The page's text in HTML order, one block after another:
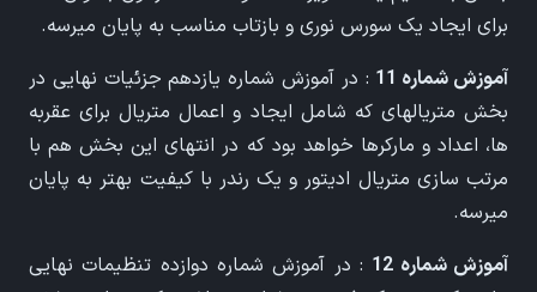
برای ایجاد یک سورس نوری و بازتاب مناسب به پایان میرسه.
آموزش شماره 11
: در آموزش شماره یازدهم جزئیات نهایی در
بخش متریالهای که شامل ایجاد و اعمال متریال برای عقربه
ها، اعداد و مارکرها خواهد بود که در انتهای این بخش هم با
مرتب سازی متریال ادیتور و یک رندر با کیفیت بهتر به پایان
میرسه.
آموزش شماره 12
: در آموزش شماره دوازده تنظیمات نهایی